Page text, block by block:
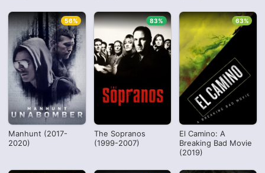
Manhunt (2017-
2020)
56%
The Sopranos
(1999-2007)
83%
El Camino: A
Breaking Bad Movie
(2019)
63%